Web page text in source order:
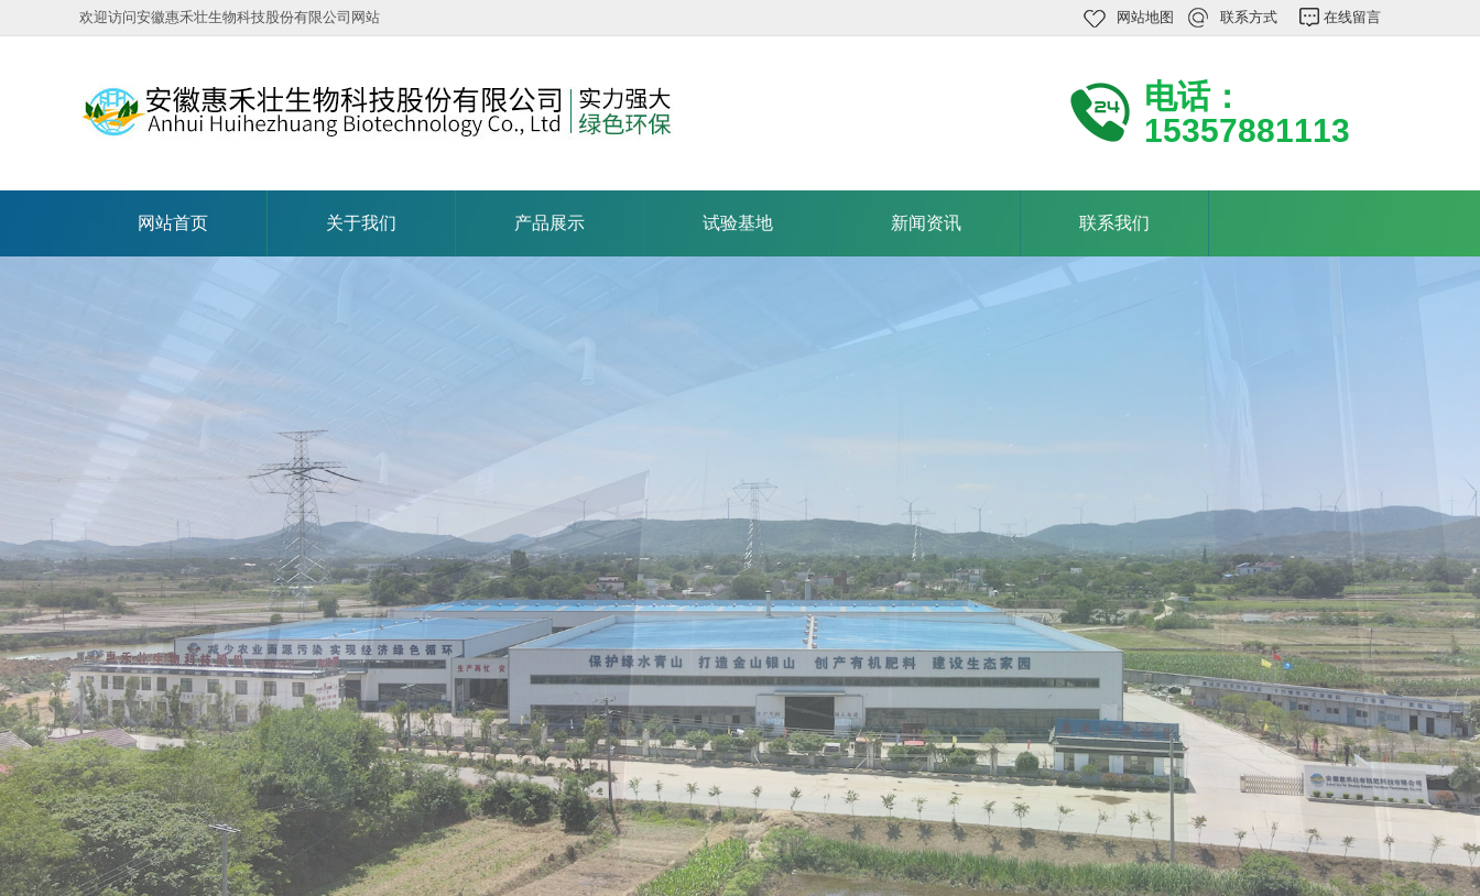
欢迎访问安徽惠禾壮生物科技股份有限公司网站 网站地图 联系方式 在线留言
电话：
15357881113
网站首页 关于我们 产品展示 试验基地 新闻资讯 联系我们